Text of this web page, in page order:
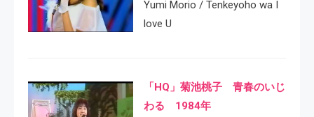
Yumi Morio / Tenkeyoho wa I
love U
「HQ」菊池桃子 青春のいじ
わる 1984年